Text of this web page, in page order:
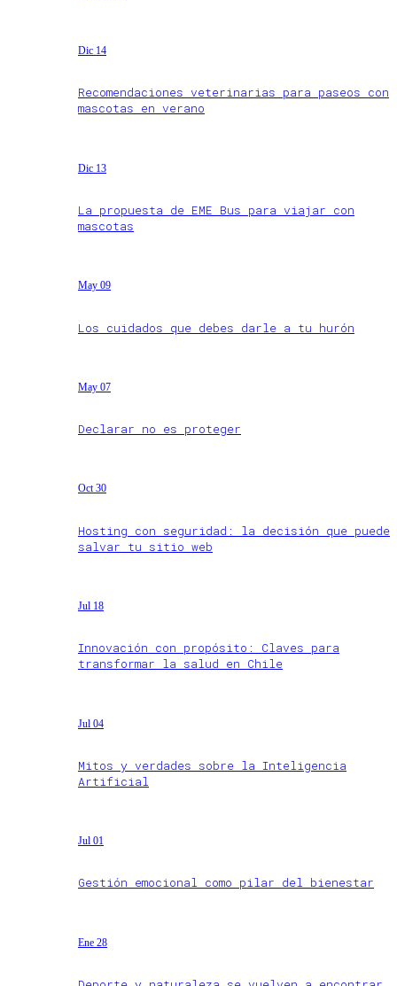
Dic 14
Recomendaciones veterinarias para paseos con
mascotas en verano
Dic 13
La propuesta de EME Bus para viajar con
mascotas
May 09
Los cuidados que debes darle a tu hurón
May 07
Declarar no es proteger
Oct 30
Hosting con seguridad: la decisión que puede
salvar tu sitio web
Jul 18
Innovación con propósito: Claves para
transformar la salud en Chile
Jul 04
Mitos y verdades sobre la Inteligencia
Artificial
Jul 01
Gestión emocional como pilar del bienestar
Ene 28